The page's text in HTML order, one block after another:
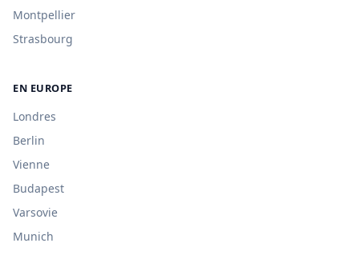
Montpellier
Strasbourg
EN EUROPE
Londres
Berlin
Vienne
Budapest
Varsovie
Munich